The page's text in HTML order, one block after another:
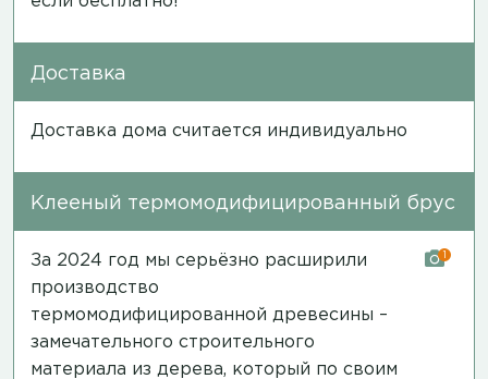
Доставка
Доставка дома считается индивидуально
Клееный термомодифицированный брус
За 2024 год мы серьёзно расширили
производство
термомодифицированной древесины –
замечательного строительного
материала из дерева, который по своим
1